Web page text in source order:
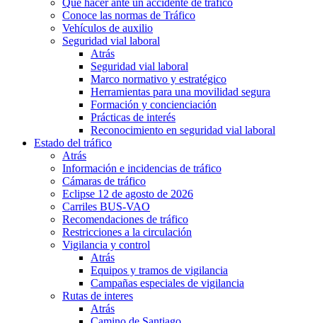
Qué hacer ante un accidente de tráfico
Conoce las normas de Tráfico
Vehículos de auxilio
Seguridad vial laboral
Atrás
Seguridad vial laboral
Marco normativo y estratégico
Herramientas para una movilidad segura
Formación y concienciación
Prácticas de interés
Reconocimiento en seguridad vial laboral
Estado del tráfico
Atrás
Información e incidencias de tráfico
Cámaras de tráfico
Eclipse 12 de agosto de 2026
Carriles BUS-VAO
Recomendaciones de tráfico
Restricciones a la circulación
Vigilancia y control
Atrás
Equipos y tramos de vigilancia
Campañas especiales de vigilancia
Rutas de interes
Atrás